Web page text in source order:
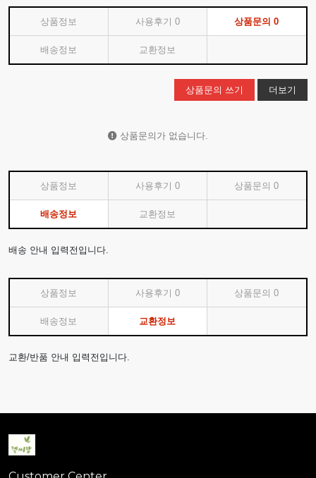
상품정보 사용후기 0 상품문의0
배송정보 교환정보
상품문의 쓰기 더보기
상품문의가 없습니다.
상품정보 사용후기 0 상품문의0
배송정보 교환정보
배송 안내 입력전입니다.
상품정보 사용후기 0 상품문의0
배송정보 교환정보
교환/반품 안내 입력전입니다.